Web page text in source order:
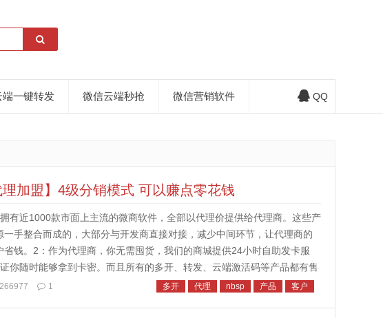
端一键转发 微信云端秒抢 微信营销软件 QQ
理加盟】4级分销模式 可以赚点零花钱
有近1000款市面上主流的微商软件，全部以代理价提供给代理商。这些产
手整合而成的，大部分与开发商直接对接，减少中间环节，让代理商的
钱。2：作为代理商，你无需囤货，我们的商城提供24小时自助发卡服
你随时能够拿到卡密。而且所有的多开、转发、云端激活码等产品都有售
你的权益。3：我们会将你拉进微信代理群，群...
266977 1 多开 代理 nbsp 产品 客户